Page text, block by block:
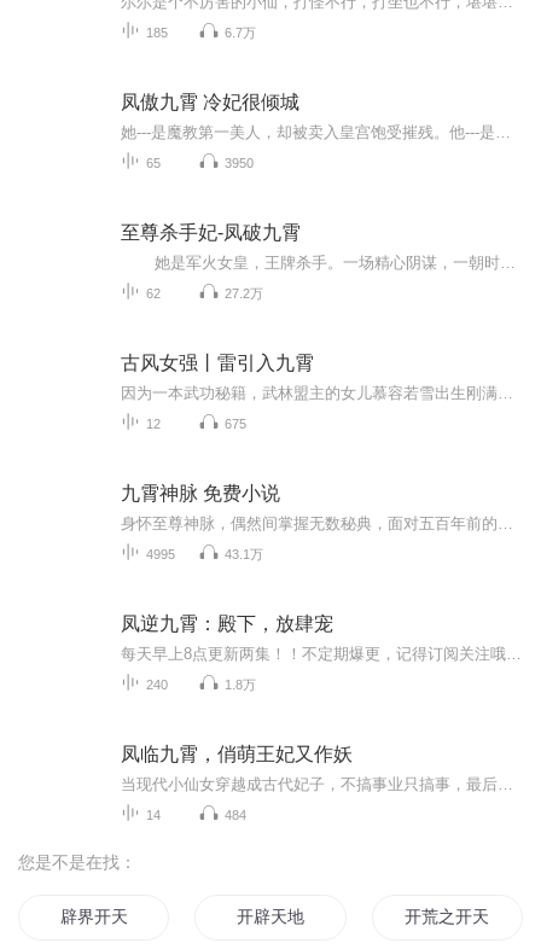
185 6.7万
凤傲九霄 冷妃很倾城
65 3950
至尊杀手妃-凤破九霄
62 27.2万
古风女强丨雷引入九霄
12 675
九霄神脉 免费小说
4995 43.1万
凤逆九霄：殿下，放肆宠
240 1.8万
凤临九霄，俏萌王妃又作妖
14 484
您是不是在找：
辟界开天 开辟天地 开荒之开天辟地